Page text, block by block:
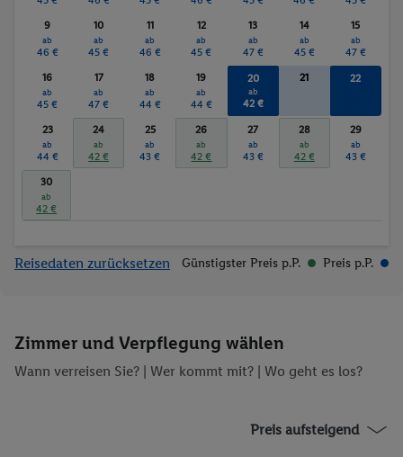
9
ab
46 €
10
ab
45 €
11
ab
46 €
12
ab
45 €
13
ab
47 €
14
ab
45 €
15
ab
47 €
16
ab
45 €
17
ab
47 €
18
ab
44 €
19
ab
44 €
20
ab
42 €
21 22
23
ab
44 €
24
ab
42 €
25
ab
43 €
26
ab
42 €
27
ab
43 €
28
ab
42 €
29
ab
43 €
30
ab
42 €
Reisedaten zurücksetzen Günstigster Preis p.P. Preis p.P.
Zimmer und Verpflegung wählen
Wann verreisen Sie? | Wer kommt mit? | Wo geht es los?
Preis aufsteigend